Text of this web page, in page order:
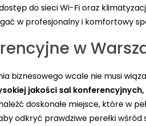
do sieci Wi-Fi oraz
w profesjonalny i komfortowy
w
biznesowego wcale nie musi
jakości sal
doskonałe miejsce, które w
odkryć prawdziwe perełki